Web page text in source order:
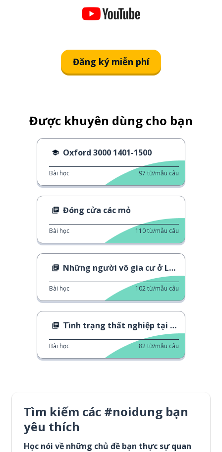
Đăng ký miễn phí
Được khuyên dùng cho bạn
Oxford 3000 1401-1500
Bài học 97 từ/mẫu câu
Đóng cửa các mỏ
Bài học 110từ/mẫu câu
Những người vô gia cư ở Luân Đôn
Bài học 102từ/mẫu câu
Tình trạng thất nghiệp tại Vương Quốc Anh
Bài học 82từ/mẫu câu
Tìm kiếm các #noidung bạn
yêu thích
Học nói về những chủ đề bạn thực sự quan